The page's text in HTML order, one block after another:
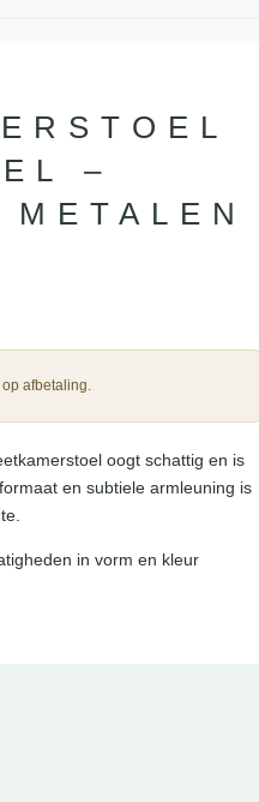
–
afbetaling.
oogt schattig en is
en subtiele armleuning is
in vorm en kleur